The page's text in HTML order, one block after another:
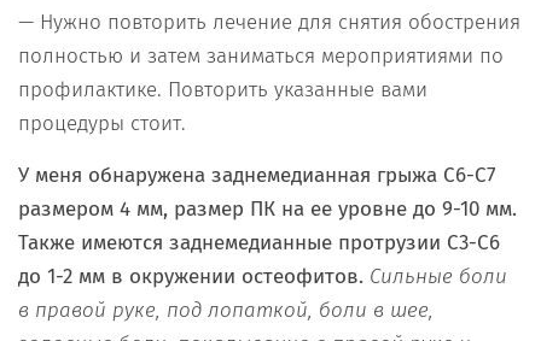
— Нужно повторить лечение для снятия обострения
полностью и затем заниматься мероприятиями по
профилактике. Повторить указанные вами
процедуры стоит.
У меня обнаружена заднемедианная грыжа С6-С7
размером 4 мм, размер ПК на ее уровне до 9-10 мм.
Также имеются заднемедианные протрузии С3-С6
до 1-2 мм в окружении остеофитов. Сильные боли
в правой руке, под лопаткой, боли в шее,